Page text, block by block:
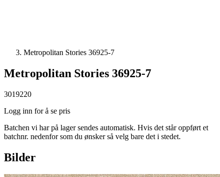
Metropolitan Stories 36925-7
Metropolitan Stories 36925-7
3019220
Logg inn for å se pris
Batchen vi har på lager sendes automatisk. Hvis det står oppført et
batchnr. nedenfor som du ønsker så velg bare det i stedet.
Bilder